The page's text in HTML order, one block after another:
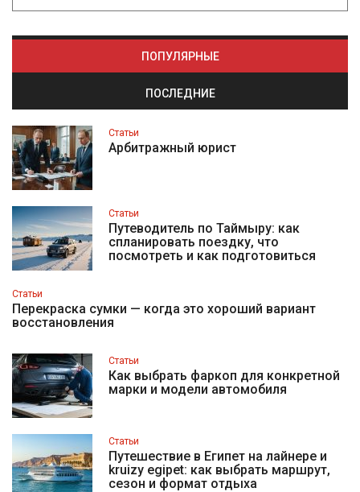
ПОПУЛЯРНЫЕ
ПОСЛЕДНИЕ
Статьи
Арбитражный юрист
Статьи
Путеводитель по Таймыру: как
спланировать поездку, что
посмотреть и как подготовиться
Статьи
Перекраска сумки — когда это хороший вариант
восстановления
Статьи
Как выбрать фаркоп для конкретной
марки и модели автомобиля
Статьи
Путешествие в Египет на лайнере и
kruizy egipet: как выбрать маршрут,
сезон и формат отдыха